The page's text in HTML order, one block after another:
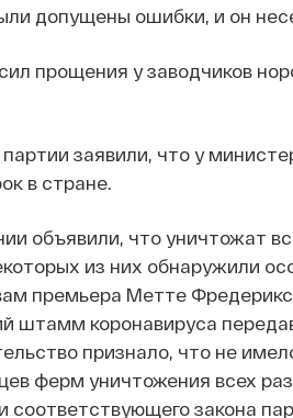
допущены ошибки, и он
прощения у заводчиков
заявили, что у
в стране.
объявили, что уничтожат
из них обнаружили
премьера Метте
штамм коронавируса
признало, что не
ферм уничтожения всех
соответствующего закона